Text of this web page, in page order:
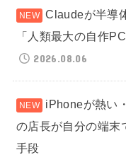
Claudeが半導
「人類最大の自作
2026.08.06
iPhoneが熱い
の店長が自分の端末
手段